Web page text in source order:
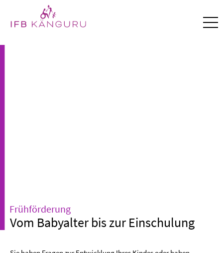
Frühförderung
Vom Babyalter bis zur Einschulung